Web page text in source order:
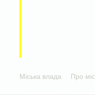
Міська влада Про